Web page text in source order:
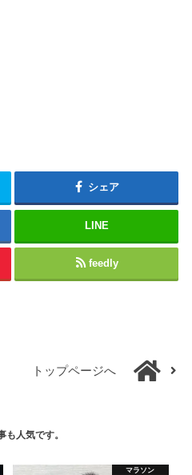
シェア
LINE
feedly
トップページへ
も人気です。
マラソン